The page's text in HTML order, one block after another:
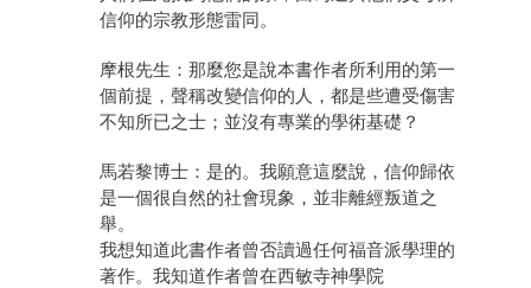
信仰的宗教形態雷同。
摩根先生：那麼您是說本書作者所利用的第一
個前提，聲稱改變信仰的人，都是些遭受傷害
不知所已之士；並沒有專業的學術基礎？
馬若黎博士：是的。我願意這麼說，信仰歸依
是一個很自然的社會現象，並非離經叛道之
舉。
我想知道此書作者曾否讀過任何福音派學理的
著作。我知道作者曾在西敏寺神學院